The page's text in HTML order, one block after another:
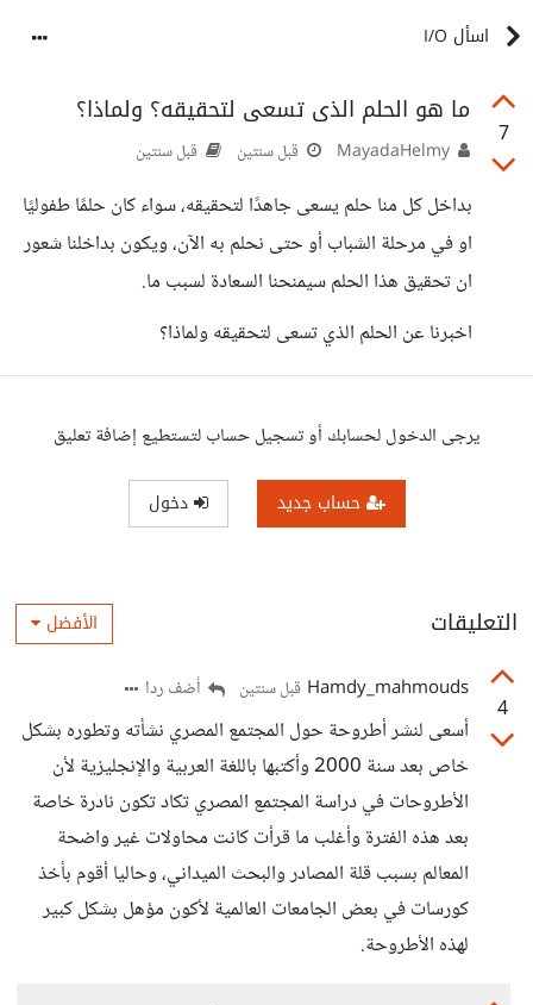
اسأل I/O
7
ما هو الحلم الذى تسعى لتحقيقه؟ ولماذا؟
قبل سنتين قبل سنتين
بداخل كل منا حلم يسعى جاهدًا لتحقيقه، سواء كان حلمًا طفوليًا
او في مرحلة الشباب أو حتى نحلم به الآن، ويكون بداخلنا شعور
ان تحقيق هذا الحلم سيمنحنا السعادة لسبب ما.
اخبرنا عن الحلم الذي تسعى لتحقيقه ولماذا؟
يرجى الدخول لحسابك أو تسجيل حساب لتستطيع إضافة تعليق
حساب جديد دخول
التعليقات الأفضل
4
Hamdy_mahmouds قبل سنتين أضف ردا
أسعى لنشر أطروحة حول المجتمع المصري نشأته وتطوره بشكل
خاص بعد سنة 2000 وأكتبها باللغة العربية والإنجليزية لأن
الأطروحات في دراسة المجتمع المصري تكاد تكون نادرة خاصة
بعد هذه الفترة وأغلب ما قرأت كانت محاولات غير واضحة
المعالم بسبب قلة المصادر والبحث الميداني، وحاليا أقوم بأخذ
كورسات في بعض الجامعات العالمية لأكون مؤهل بشكل كبير
لهذه الأطروحة.